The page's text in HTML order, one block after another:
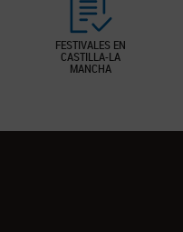
FESTIVALES EN
CASTILLA-LA
MANCHA